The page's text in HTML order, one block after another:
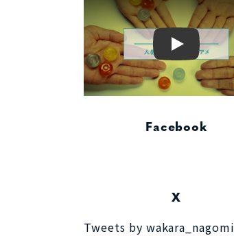
Play
Facebook
X
Tweets by wakara_nagomi